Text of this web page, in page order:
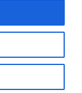
Partner